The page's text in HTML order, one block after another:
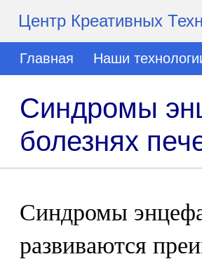
Центр Креативных
Главная Наши
Синдромы
болезнях
Синдромы
развиваются